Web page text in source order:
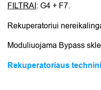
FILTRAI: G4 + F7.
Rekuperatoriui
Moduliuojama Bypass
Rekuperatoriaus